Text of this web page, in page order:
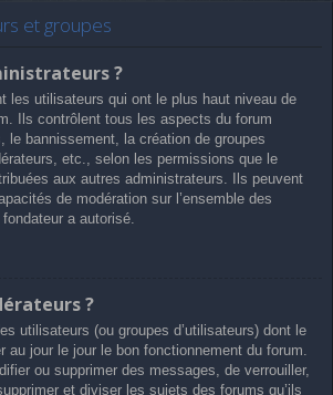
et groupes
?
les utilisateurs qui ont le plus haut niveau de
Ils contrôlent tous les aspects du forum
le bannissement, la création de groupes
etc., selon les permissions que le
aux autres administrateurs. Ils peuvent
de modération sur l’ensemble des
a autorisé.
?
utilisateurs (ou groupes d’utilisateurs) dont le
jour le jour le bon fonctionnement du forum.
ou supprimer des messages, de verrouiller,
et diviser les sujets des forums qu’ils